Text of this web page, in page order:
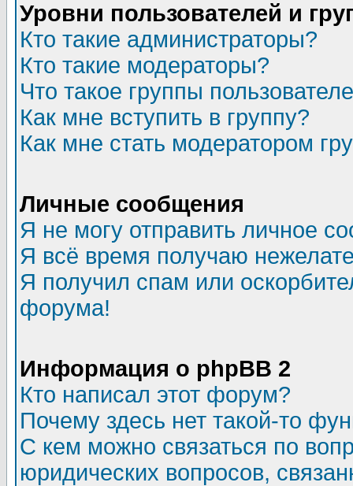
Уровни пользователей и
Кто такие администраторы?
Кто такие модераторы?
Что такое группы
Как мне вступить в группу?
Как мне стать модератором
Личные сообщения
Я не могу отправить личное
Я всё время получаю
Я получил спам или
форума!
Информация о phpBB 2
Кто написал этот форум?
Почему здесь нет такой-то
С кем можно связаться по
юридических вопросов,